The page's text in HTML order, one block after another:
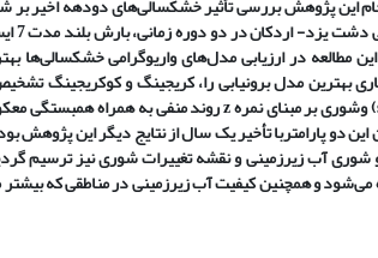
این پژوهش بررسی تأثیر خشکسالیهای دودهه اخیر بر
دشت یزد-اردکان در دو دوره زمانی، بارش بلند مدت7
مطالعهدر ارزیابی مدلهای واریوگرامی خشکسالیها
بهترین مدل برونیابی را، کریجینگ و کوکریجینگ
) وشوری بر مبنای نمرهzروند منفی به همراه همبستگی
دو پارامتربا تأخیر یک سال از نتایج دیگر این پژوهش
آب زیرزمینی و نقشه تغییرات شوری نیز ترسیم
میشود و همچنین کیفیت آب زیرزمینی در مناطقی که